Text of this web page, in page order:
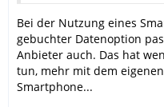
Bei der Nutzung eines
gebuchter Datenoption
Anbieter auch. Das hat
tun, mehr mit dem
Smartphone...